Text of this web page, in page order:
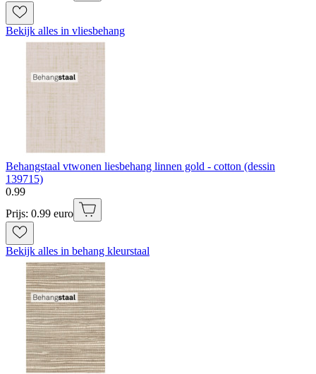
Bekijk alles in vliesbehang
Behangstaal vtwonen liesbehang linnen gold - cotton (dessin
139715)
0.99
Prijs: 0.99 euro
Bekijk alles in behang kleurstaal